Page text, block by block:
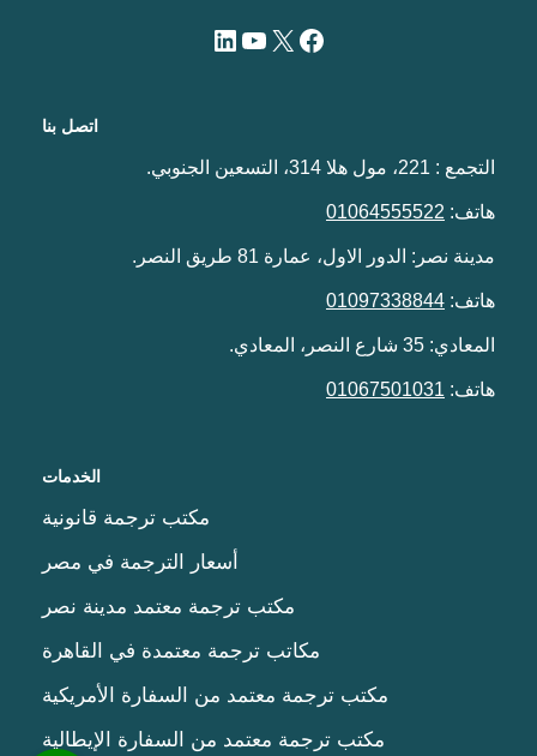
اتصل بنا
التجمع : 221، مول هلا 314، التسعين الجنوبي.
هاتف: 01064555522
مدينة نصر: الدور الاول، عمارة 81 طريق النصر.
هاتف: 01097338844
المعادي: 35 شارع النصر، المعادي.
هاتف: 01067501031
الخدمات
مكتب ترجمة قانونية
أسعار الترجمة في مصر
مكتب ترجمة معتمد مدينة نصر
مكاتب ترجمة معتمدة في القاهرة
مكتب ترجمة معتمد من السفارة الأمريكية
مكتب ترجمة معتمد من السفارة الإيطالية